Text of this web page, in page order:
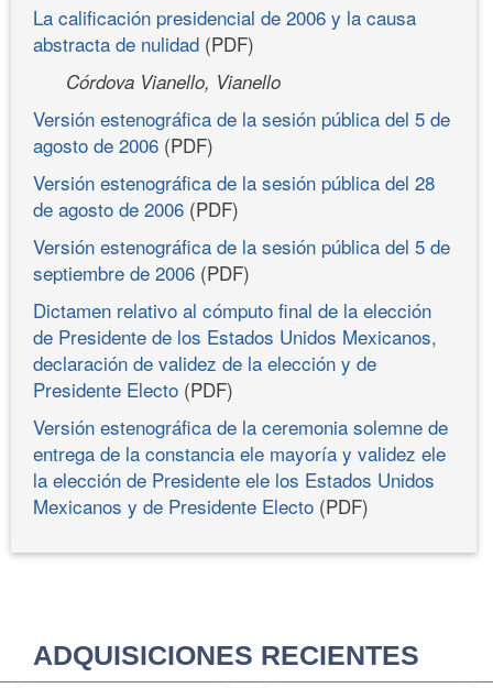
La calificación presidencial de 2006 y la causa
abstracta de nulidad (PDF)
Córdova Vianello, Vianello
Versión estenográfica de la sesión pública del 5 de
agosto de 2006 (PDF)
Versión estenográfica de la sesión pública del 28
de agosto de 2006 (PDF)
Versión estenográfica de la sesión pública del 5 de
septiembre de 2006 (PDF)
Dictamen relativo al cómputo final de la elección
de Presidente de los Estados Unidos Mexicanos,
declaración de validez de la elección y de
Presidente Electo (PDF)
Versión estenográfica de la ceremonia solemne de
entrega de la constancia ele mayoría y validez ele
la elección de Presidente ele los Estados Unidos
Mexicanos y de Presidente Electo (PDF)
ADQUISICIONES RECIENTES